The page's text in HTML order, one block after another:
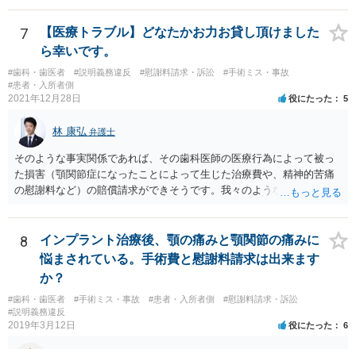
困難場所（たとえば、待合から診察台へ）に同行された上で困惑して
契約したという類型の取消権（改正消費者契約法４条３項３号）も使
える可能性があります。 一旦、書面で消費者契約法に基づく取消権を
行使するので払えないという 通知をして様子をみるのも手かと思いま
す。 その他、消費生活センターに相談して、間に入ってもらうことも
手かもしれません。
号事件） 当該義務に違反した場合、診療契約の不履行又は不法行為に
基づく損害賠償請求の可能性が生じます。 慰謝料に関しては、通院慰
謝料といった形での請求になろうかと思います。
7
【医療トラブル】どなたかお力お貸し頂けました
ら幸いです。
#歯科・歯医者 #説明義務違反 #慰謝料請求・訴訟
#手術ミス・事故
#患者・入所者側
2021年12月28日 役にたった 5
林 康弘 弁護士
そのような事実関係であれば、その歯科医師の医療行為によって被っ
た損害（顎関節症になったことによって生じた治療費や、精神的苦痛
の慰謝料など）の賠償請求ができそうです。我々のような弁護士に依
科）の先生の協力等を得ることも必要だと思います。
8
インプラント治療後、顎の痛みと顎関節の痛みに
悩まされている。手術費と慰謝料請求は出来ます
か？
#歯科・歯医者 #手術ミス・事故 #患者・入所者側
#慰謝料請求・訴訟
#説明義務違反
2019年3月12日 役にたった 6